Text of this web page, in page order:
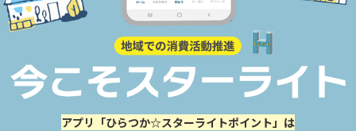
アプリ「ひらつか☆スターライトポイント」は